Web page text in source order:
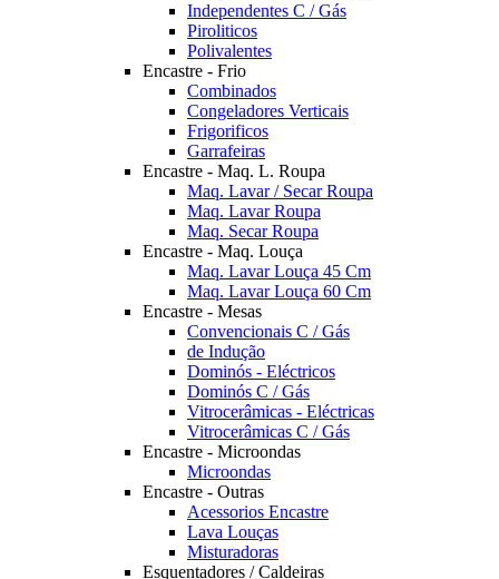
Independentes C / Gás
Piroliticos
Polivalentes
Encastre - Frio
Combinados
Congeladores Verticais
Frigorificos
Garrafeiras
Encastre - Maq. L. Roupa
Maq. Lavar / Secar Roupa
Maq. Lavar Roupa
Maq. Secar Roupa
Encastre - Maq. Louça
Maq. Lavar Louça 45 Cm
Maq. Lavar Louça 60 Cm
Encastre - Mesas
Convencionais C / Gás
de Indução
Dominós - Eléctricos
Dominós C / Gás
Vitrocerâmicas - Eléctricas
Vitrocerâmicas C / Gás
Encastre - Microondas
Microondas
Encastre - Outras
Acessorios Encastre
Lava Louças
Misturadoras
Esquentadores / Caldeiras